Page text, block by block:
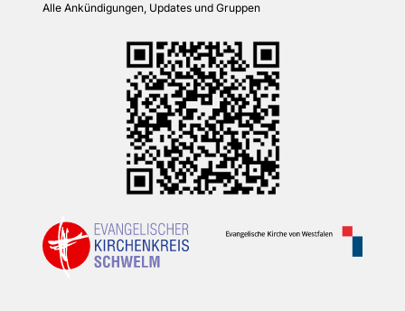
Alle Ankündigungen, Updates und Gruppen